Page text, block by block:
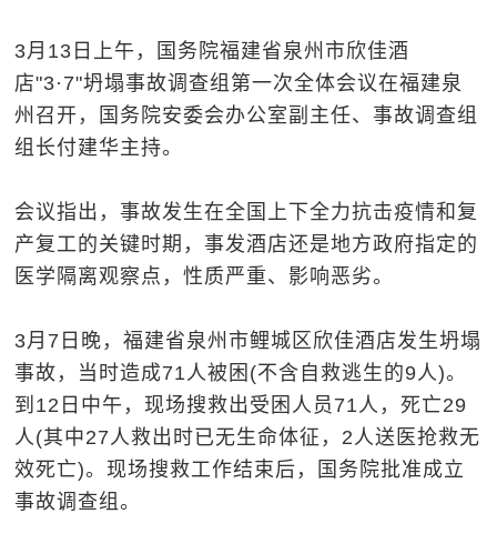
3月13日上午，国务院福建省泉州市欣佳酒
店"3·7"坍塌事故调查组第一次全体会议在福建泉
州召开，国务院安委会办公室副主任、事故调查组
组长付建华主持。
会议指出，事故发生在全国上下全力抗击疫情和复
产复工的关键时期，事发酒店还是地方政府指定的
医学隔离观察点，性质严重、影响恶劣。
3月7日晚，福建省泉州市鲤城区欣佳酒店发生坍塌
事故，当时造成71人被困(不含自救逃生的9人)。
到12日中午，现场搜救出受困人员71人，死亡29
人(其中27人救出时已无生命体征，2人送医抢救无
效死亡)。现场搜救工作结束后，国务院批准成立
事故调查组。